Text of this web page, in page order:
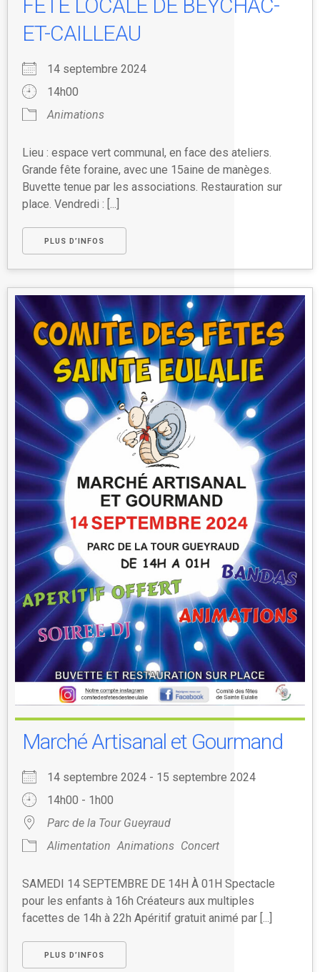
FÊTE LOCALE DE BEYCHAC-
ET-CAILLEAU
14 septembre 2024
14h00
Animations
Lieu : espace vert communal, en face des ateliers.
Grande fête foraine, avec une 15aine de manèges.
Buvette tenue par les associations. Restauration sur
place. Vendredi : [...]
PLUS D’INFOS
Marché Artisanal et Gourmand
14 septembre 2024 - 15 septembre 2024
14h00 - 1h00
Parc de la Tour Gueyraud
Alimentation Animations Concert
SAMEDI 14 SEPTEMBRE DE 14H À 01H Spectacle
pour les enfants à 16h Créateurs aux multiples
facettes de 14h à 22h Apéritif gratuit animé par [...]
PLUS D’INFOS